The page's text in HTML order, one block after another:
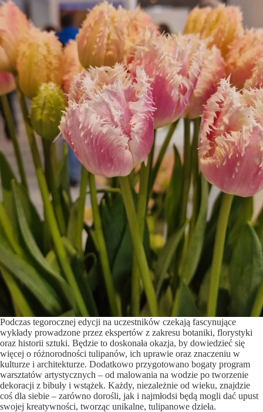
Podczas tegorocznej edycji na uczestników czekają fascynujące
wykłady prowadzone przez ekspertów z zakresu botaniki, florystyki
oraz historii sztuki. Będzie to doskonała okazja, by dowiedzieć się
więcej o różnorodności tulipanów, ich uprawie oraz znaczeniu w
kulturze i architekturze. Dodatkowo przygotowano bogaty program
warsztatów artystycznych – od malowania na wodzie po tworzenie
dekoracji z bibuły i wstążek. Każdy, niezależnie od wieku, znajdzie
coś dla siebie – zarówno dorośli, jak i najmłodsi będą mogli dać upust
swojej kreatywności, tworząc unikalne, tulipanowe dzieła.